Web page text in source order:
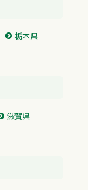
栃木県
滋賀県